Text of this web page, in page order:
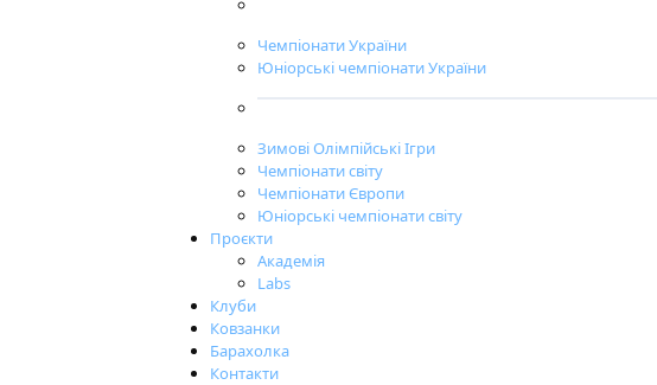
Чемпіонати України
Юніорські чемпіонати України
Зимові Олімпійські Ігри
Чемпіонати світу
Чемпіонати Європи
Юніорські чемпіонати світу
Проєкти
Академія
Labs
Клуби
Ковзанки
Барахолка
Контакти